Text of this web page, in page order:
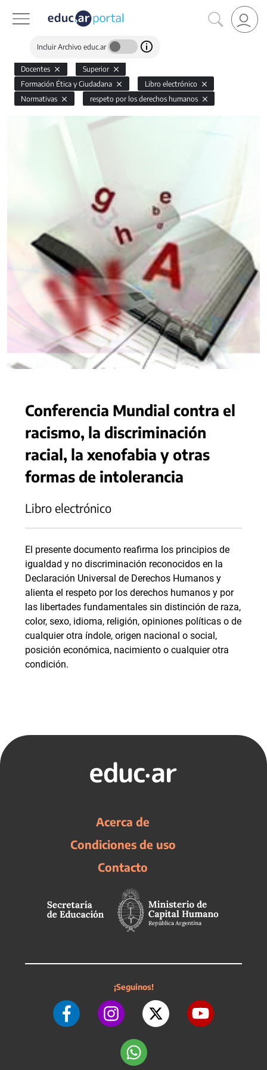
Incluir Archivo educ.ar
Docentes
Superior
Formación Ética y Ciudadana
Libro electrónico
Normativas
respeto por los derechos humanos
Conferencia Mundial contra el
racismo, la discriminación
racial, la xenofabia y otras
formas de intolerancia
Libro electrónico
El presente documento reafirma los principios de
igualdad y no discriminación reconocidos en la
Declaración Universal de Derechos Humanos y
alienta el respeto por los derechos humanos y por
las libertades fundamentales sin distinción de raza,
color, sexo, idioma, religión, opiniones políticas o de
cualquier otra índole, origen nacional o social,
posición económica, nacimiento o cualquier otra
condición.
Acerca de
Condiciones de uso
Contacto
¡Seguinos!